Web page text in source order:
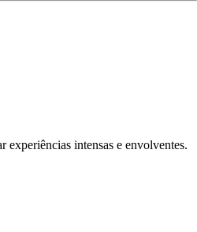
intensas e envolventes.